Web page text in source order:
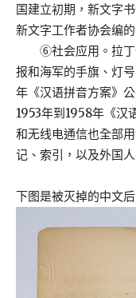
国建立初期，新文字
新文字工作者协会编
⑥社会应用。拉丁
报和海军的手旗、灯
年《汉语拼音方案》
1953年到1958年《汉
和无线电通信也全部
记、索引，以及外国
下图是被灭掉的中文